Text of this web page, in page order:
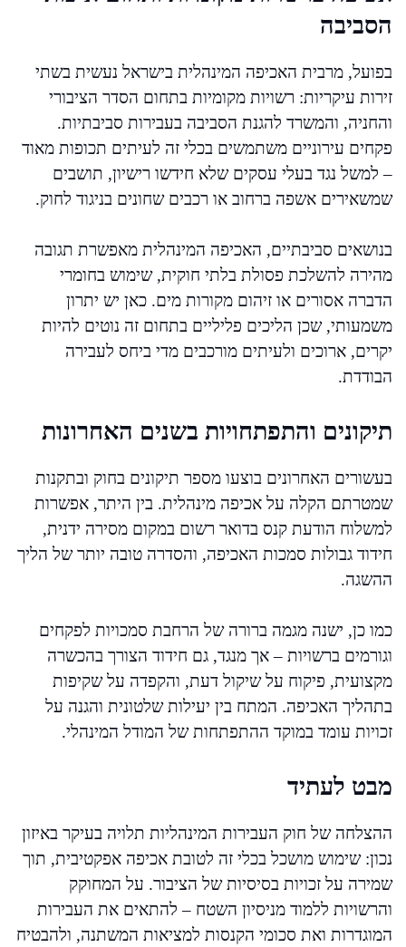
הסביבה
בפועל, מרבית האכיפה המינהלית בישראל נעשית בשתי
זירות עיקריות: רשויות מקומיות בתחום הסדר הציבורי
והחניה, והמשרד להגנת הסביבה בעבירות סביבתיות.
פקחים עירוניים משתמשים בכלי זה לעיתים תכופות מאוד
– למשל נגד בעלי עסקים שלא חידשו רישיון, תושבים
שמשאירים אשפה ברחוב או רכבים שחונים בניגוד לחוק.
בנושאים סביבתיים, האכיפה המינהלית מאפשרת תגובה
מהירה להשלכת פסולת בלתי חוקית, שימוש בחומרי
הדברה אסורים או זיהום מקורות מים. כאן יש יתרון
משמעותי, שכן הליכים פליליים בתחום זה נוטים להיות
יקרים, ארוכים ולעיתים מורכבים מדי ביחס לעבירה
הבודדת.
תיקונים והתפתחויות בשנים האחרונות
בעשורים האחרונים בוצעו מספר תיקונים בחוק ובתקנות
שמטרתם הקלה על אכיפה מינהלית. בין היתר, אפשרות
למשלוח הודעת קנס בדואר רשום במקום מסירה ידנית,
חידוד גבולות סמכות האכיפה, והסדרה טובה יותר של הליך
ההשגה.
כמו כן, ישנה מגמה ברורה של הרחבת סמכויות לפקחים
וגורמים ברשויות – אך מנגד, גם חידוד הצורך בהכשרה
מקצועית, פיקוח על שיקול דעת, והקפדה על שקיפות
בתהליך האכיפה. המתח בין יעילות שלטונית והגנה על
זכויות עומד במוקד ההתפתחות של המודל המינהלי.
מבט לעתיד
ההצלחה של חוק העבירות המינהליות תלויה בעיקר באיזון
נכון: שימוש מושכל בכלי זה לטובת אכיפה אפקטיבית, תוך
שמירה על זכויות בסיסיות של הציבור. על המחוקק
והרשויות ללמוד מניסיון השטח – להתאים את העבירות
המוגדרות ואת סכומי הקנסות למציאות המשתנה, ולהבטיח